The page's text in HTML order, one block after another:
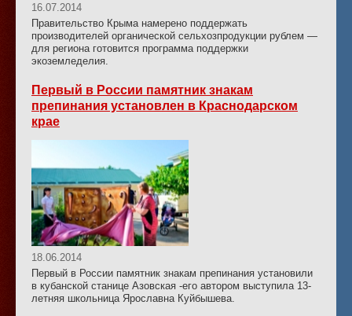
16.07.2014
Правительство Крыма намерено поддержать
производителей органической сельхозпродукции рублем —
для региона готовится программа поддержки
экоземледелия.
Первый в России памятник знакам
препинания установлен в Краснодарском
крае
18.06.2014
Первый в России памятник знакам препинания установили
в кубанской станице Азовская -его автором выступила 13-
летняя школьница Ярославна Куйбышева.